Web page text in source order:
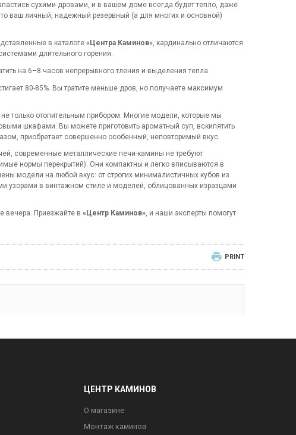
сухими дровами, и в вашем доме всегда будет тепло, даже
ваш личный, надежный резервный (а для многих и основной)
в каталоге «Центра Каминов», кардинально отличаются
длительного горения.
на 6–8 часов непрерывного тления и выделения тепла.
80-85%. Вы тратите меньше дров, но получаете максимум
только отопительным прибором. Многие модели, которые мы
шкафами. Вы можете приготовить ароматный суп, вскипятить
приобретает совершенно особенный, неповторимый вкус.
современные металлические печи-камины не требуют
нормы перекрытий). Они компактны и легко вписываются в
модели на любой вкус: от строгих минималистичных кубов из
узорами в винтажном стиле и моделей, облицованных изразцами
вечера. Приезжайте в «Центр Каминов», и наши эксперты помогут
PRINT
ЦЕНТР КАМИНОВ
О магазине
Монтаж каминов